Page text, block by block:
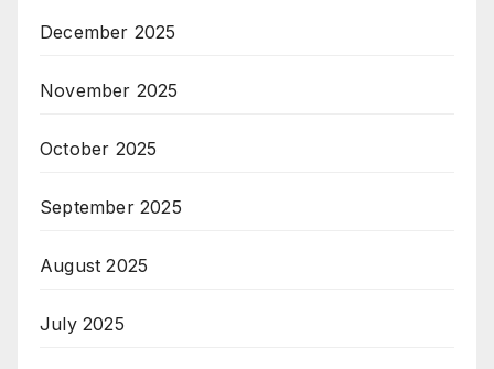
December 2025
November 2025
October 2025
September 2025
August 2025
July 2025